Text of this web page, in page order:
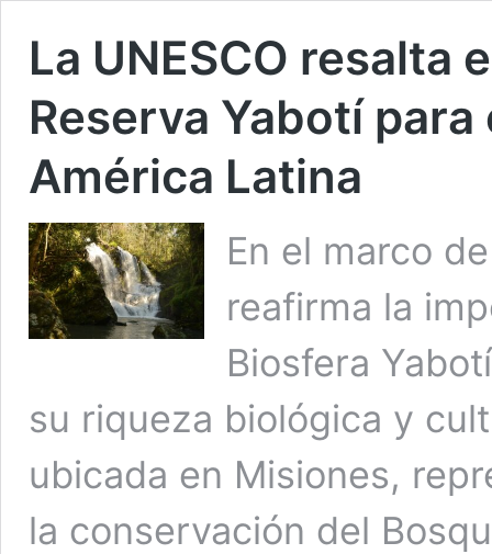
La UNESCO resalta
Reserva Yabotí
América Latina
En el marco
reafirma la
Biosfera
su riqueza biológica y
ubicada en Misiones,
la conservación del